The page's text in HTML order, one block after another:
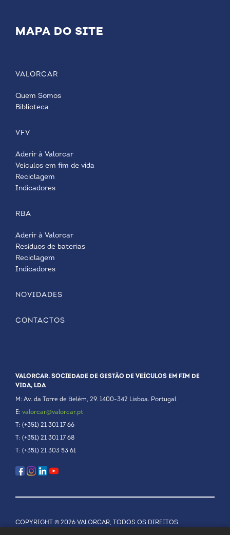
MAPA DO SITE
VALORCAR
Quem Somos
Biblioteca
VFV
Aderir à Valorcar
Veículos em fim de vida
Reciclagem
Indicadores
RBA
Aderir à Valorcar
Resíduos de baterias
Reciclagem
Indicadores
NOVIDADES
CONTACTOS
VALORCAR. SOCIEDADE DE GESTÃO DE VEÍCULOS EM FIM DE
VIDA, LDA
M: Av. da Torre de Belém, 29. 1400-342 Lisboa. Portugal
E: valorcar@valorcar.pt
T: (+351) 21 301 17 66
T: (+351) 21 301 17 68
T: (+351) 21 303 53 61
COPYRIGHT © 2026 VALORCAR, TODOS OS DIREITOS